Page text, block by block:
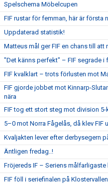
Spelschema Möbelcupen
FIF rustar för femman, här är första
Uppdaterad statistik!
Matteus mål ger FIF en chans till att
"Det känns perfekt" – FIF segrade i
FIF kvalklart – trots förlusten mot
FIF gjorde jobbet mot Kinnarp-
nära
FIF tog ett stort steg mot division 5-
5–0 mot Norra Fågelås, då klev FIF
Kvaljakten lever efter derbysegern
Äntligen fredag..!
Fröjereds IF – Seriens målfarligaste
FIF föll i seriefinalen på Klostervallen